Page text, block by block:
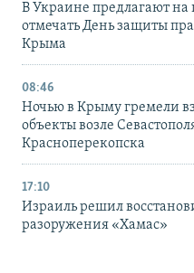
В Украине предлагают на
отмечать День защиты
Крыма
08:46
Ночью в Крыму гремели
объекты возле
Красноперекопска
17:10
Израиль решил
разоружения «Хамас»